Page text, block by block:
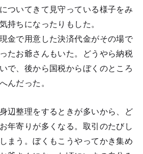
ついてきて見守っている様子をみ
持ちになったりもした。
金で用意した決済代金がその場で
たお爺さんもいた。どうやら納税
で、後から国税からぼくのところ
んだった。
辺整理をするときが多いから、ど
年寄りが多くなる。取引のたびし
まう。ぼくもこうやってかき集め